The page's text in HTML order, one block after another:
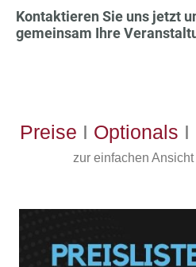
Kontaktieren Sie uns jetzt
gemeinsam Ihre
Preise I Optionals I
zur einfachen